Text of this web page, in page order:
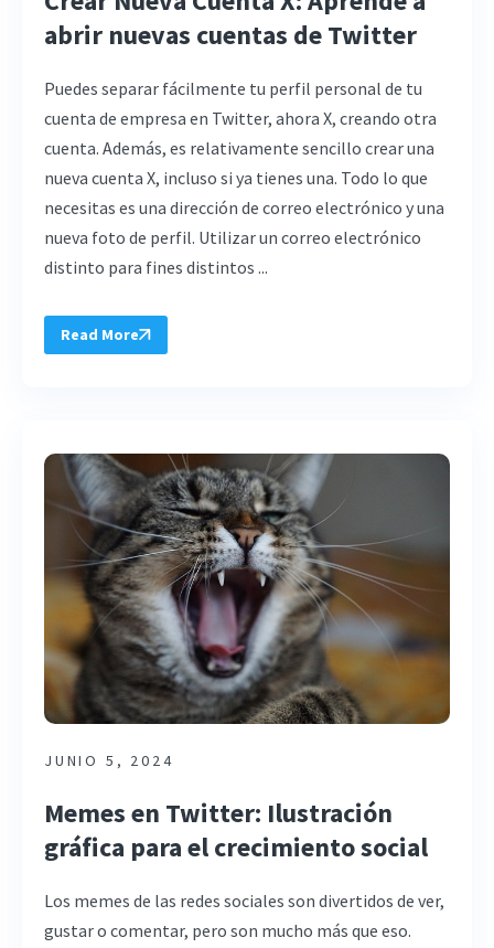
abrir nuevas cuentas de Twitter
Puedes separar fácilmente tu perfil personal de tu
cuenta de empresa en Twitter, ahora X, creando otra
cuenta. Además, es relativamente sencillo crear una
nueva cuenta X, incluso si ya tienes una. Todo lo que
necesitas es una dirección de correo electrónico y una
nueva foto de perfil. Utilizar un correo electrónico
distinto para fines distintos ...
Read More
JUNIO 5, 2024
Memes en Twitter: Ilustración
gráfica para el crecimiento social
Los memes de las redes sociales son divertidos de ver,
gustar o comentar, pero son mucho más que eso.